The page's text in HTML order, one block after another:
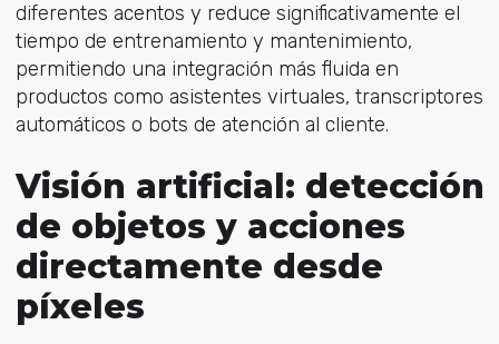
diferentes acentos y reduce significativamente el
tiempo de entrenamiento y mantenimiento,
permitiendo una integración más fluida en
productos como asistentes virtuales, transcriptores
automáticos o bots de atención al cliente.
Visión artificial: detección
de objetos y acciones
directamente desde
píxeles